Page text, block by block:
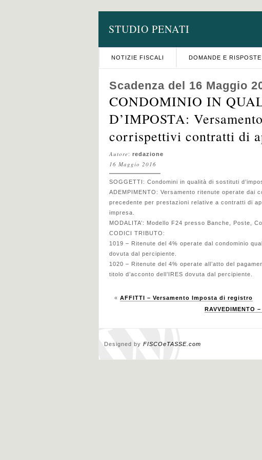
STUDIO PENATI
NOTIZIE FISCALI DOMANDE E RISPOSTE
Scadenza del 16 Maggio
CONDOMINIO IN
D’IMPOSTA:
corrispettivi contratti di
Autore: redazione
16 Maggio 2016
SOGGETTI: Condomini in qualità di sostituti
ADEMPIMENTO: Versamento ritenute operate
precedente per prestazioni relative a contratti di
impresa.
MODALITA’: Modello F24 presso Banche, Poste,
CODICI TRIBUTO:
1019 – Ritenute del 4% operate dal condominio
dovuta dal percipiente.
1020 – Ritenute del 4% operate all’atto del
titolo d’acconto dell’IRES dovuta dal percipiente.
« AFFITTI – Versamento Imposta di registro
Designed by FISCOeTASSE.com